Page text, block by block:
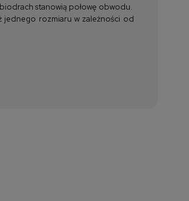
stanowią połowę obwodu.
jednego rozmiaru w zależności od